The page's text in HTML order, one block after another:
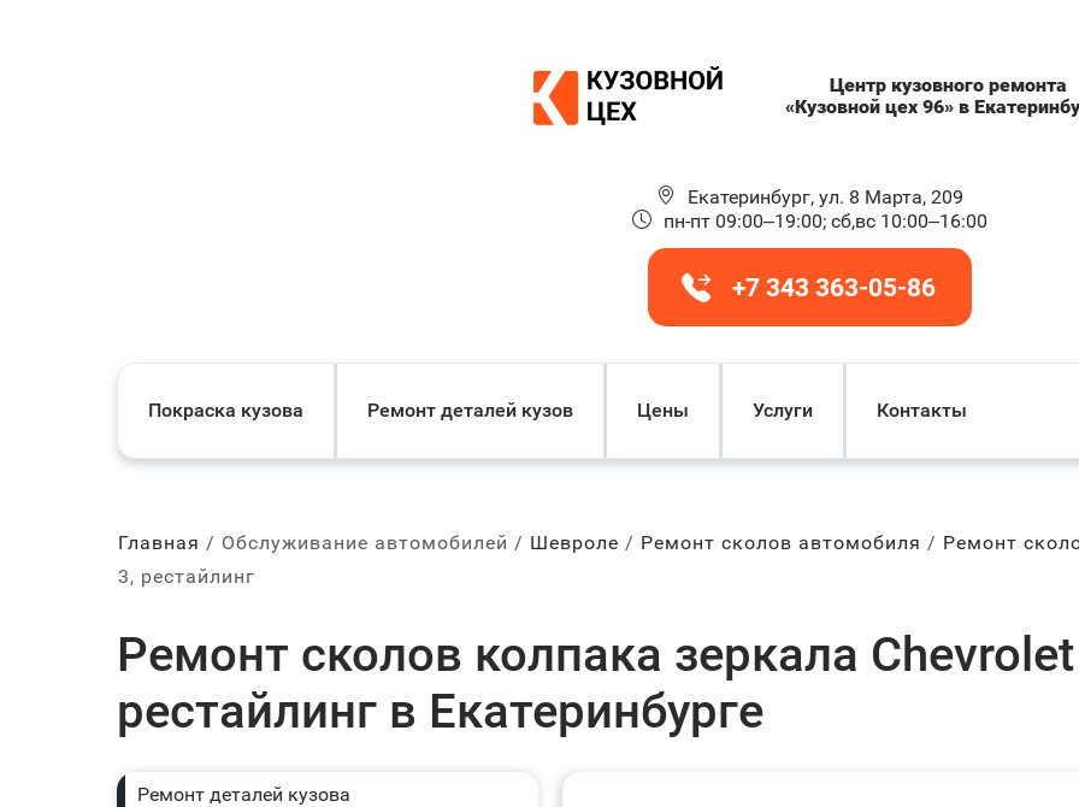
Центр кузовного ремонта
«Кузовной цех 96» в
Екатеринбург, ул. 8 Марта, 209
пн-пт 09:00–19:00; сб,вс 10:00–16:00
+7 343 363-05-86
Покраска кузова Ремонт деталей кузов Цены Услуги Контакты
Главная Обслуживание автомобилей Шевроле Ремонт сколов автомобиля
Ремонт
3, рестайлинг
Ремонт сколов колпака зеркала
рестайлинг в Екатеринбурге
Ремонт деталей кузова